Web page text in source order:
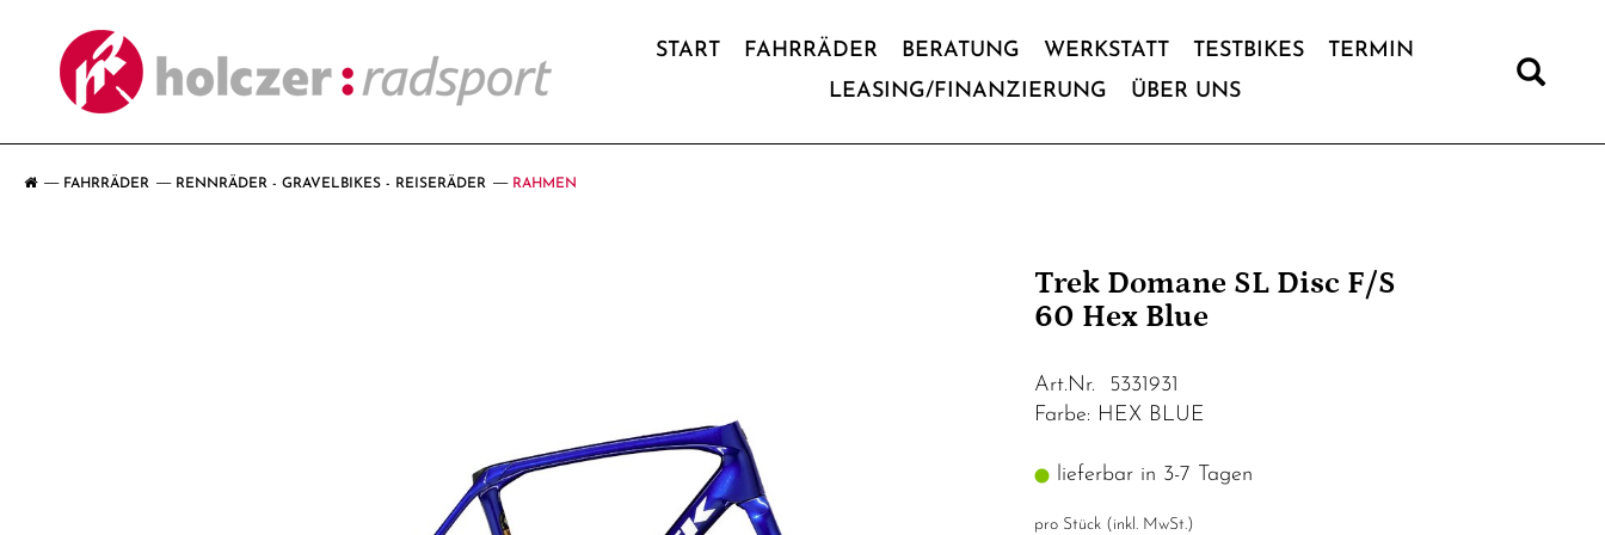
START FAHRRÄDER BERATUNG WERKSTATT TESTBIKES
TERMIN
LEASING/FINANZIERUNG
ÜBER UNS
FAHRRÄDER RENNRÄDER - GRAVELBIKES - REISERÄDER RAHMEN
Trek Domane SL Disc F/S
60 Hex Blue
Art.Nr. 5331931
Farbe: HEX BLUE
lieferbar in 3-7 Tagen
pro Stück (inkl. MwSt.)